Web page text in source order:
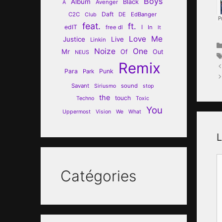
A Avenger Black
C2C Club Daft DE EdBanger
edIT feat. free dl ft. I In It
Justice Linkin Live Love Me
Mr NEUS Noize Of One Out
Para Park Punk Remix
Savant Siriusmo sound
stop
Techno
the touch Toxic
Uppermost Vision We What You
Catégories